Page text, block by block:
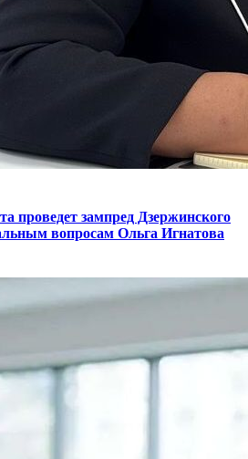
проведет зампред Дзержинского
вопросам Ольга Игнатова